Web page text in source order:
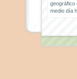
geográfico
medio día